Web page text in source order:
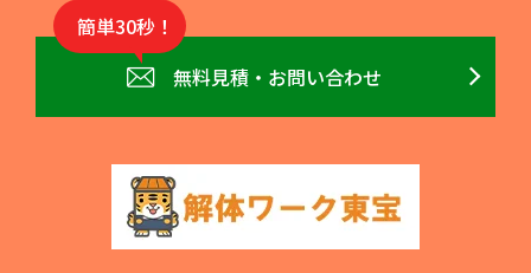
簡単30秒！
無料見積・お問い合わせ